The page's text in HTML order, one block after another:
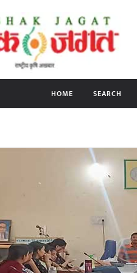
HOME SEARCH